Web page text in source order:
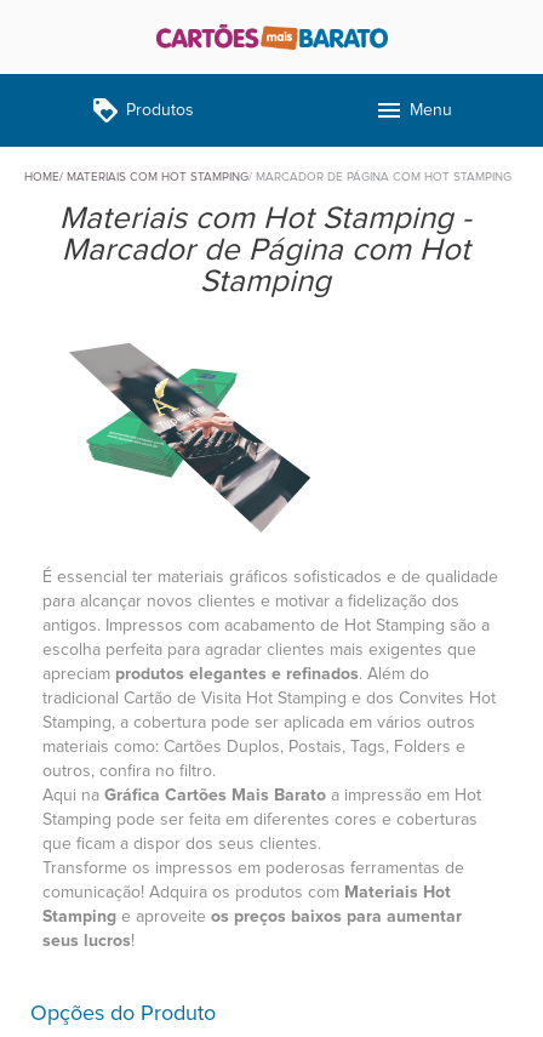
loyalty Produtos menu Menu
HOME MATERIAIS COM HOT STAMPING MARCADOR DE PÁGINA COM HOT STAMPING
Materiais com Hot Stamping -
Marcador de Página com Hot
Stamping
É essencial ter materiais gráficos sofisticados e de qualidade
para alcançar novos clientes e motivar a fidelização dos
antigos. Impressos com acabamento de Hot Stamping são a
escolha perfeita para agradar clientes mais exigentes que
apreciam produtos elegantes e refinados. Além do
tradicional Cartão de Visita Hot Stamping e dos Convites Hot
Stamping, a cobertura pode ser aplicada em vários outros
materiais como: Cartões Duplos, Postais, Tags, Folders e
outros, confira no filtro.
Aqui na Gráfica Cartões Mais Barato a impressão em Hot
Stamping pode ser feita em diferentes cores e coberturas
que ficam a dispor dos seus clientes.
Transforme os impressos em poderosas ferramentas de
comunicação! Adquira os produtos com Materiais Hot
Stamping e aproveite os preços baixos para aumentar
seus lucros!
Opções do Produto